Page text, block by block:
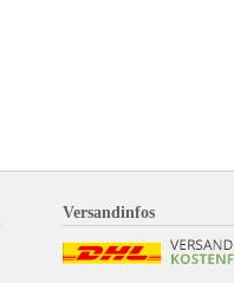
Versandinfos